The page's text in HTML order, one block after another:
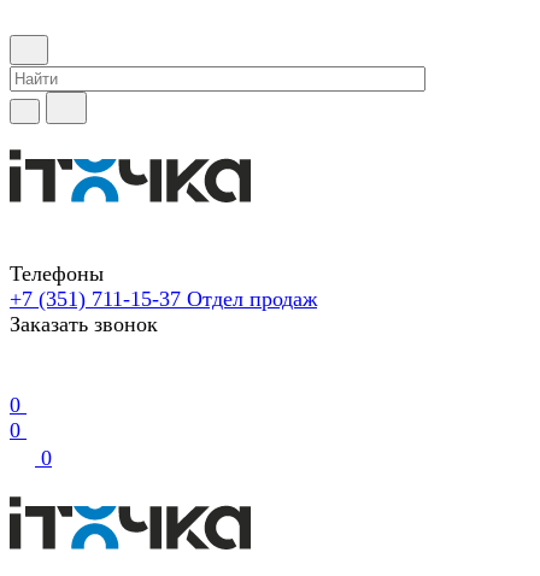
Телефоны
+7 (351) 711-15-37 Отдел продаж
Заказать звонок
0
0
0